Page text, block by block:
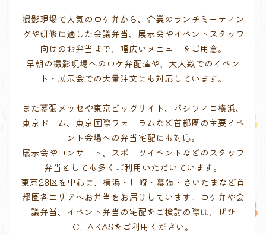
撮影現場で人気のロケ弁から、企業のランチミーティン
グや研修に適した会議弁当、展示会やイベントスタッフ
向けのお弁当まで、幅広いメニューをご用意。
早朝の撮影現場へのロケ弁配達や、大人数でのイベン
ト・展示会での大量注文にも対応しています。
また幕張メッセや東京ビッグサイト、パシフィコ横浜、
東京ドーム、東京国際フォーラムなど首都圏の主要イベ
ント会場への弁当宅配にも対応。
展示会やコンサート、スポーツイベントなどのスタッフ
弁当としても多くご利用いただいています。
東京23区を中心に、横浜・川崎・幕張・さいたまなど首
都圏各エリアへお弁当をお届けしています。ロケ弁や会
議弁当、イベント弁当の宅配をご検討の際は、ぜひ
CHAKASをご利用ください。